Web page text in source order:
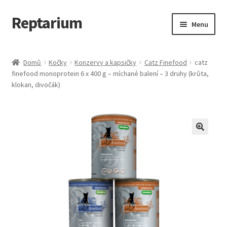
Přeskočit
na
Přejít
k
webu
Reptarium Menu
Košík
Domů Kočky Konzervy a kapsičky Catz Finefood
catz
finefood monoprotein 6 x 400 g – míchané balení – 3 druhy (krůta,
klokan, divočák)